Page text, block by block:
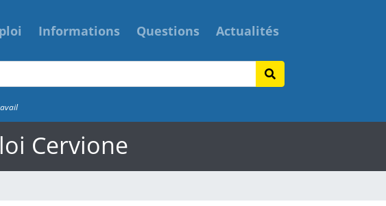
Informations Questions Actualités
Cervione